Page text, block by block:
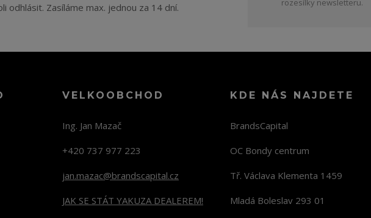
odhlásit. Zasíláme max. jednou za 14 dní.
rozesílky newsletteru.
VELKOOBCHOD
Ing. Jan Mazač
+420 737 977 223
jan.mazac@brandscapital.cz
JAK SE STÁT YAKUZA DEALEREM!
KDE NÁS NAJDETE
BrandsCapital
OC Bondy centrum
Tř. Václava Klementa 1459
Mladá Boleslav 293 01